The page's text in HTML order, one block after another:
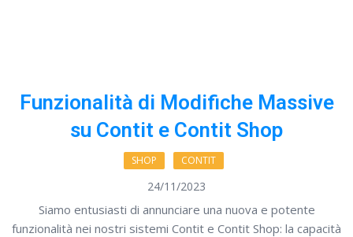
Funzionalità di Modifiche Massive
su Contit e Contit Shop
SHOP CONTIT
24/11/2023
Siamo entusiasti di annunciare una nuova e potente
funzionalità nei nostri sistemi Contit e Contit Shop: la capacità